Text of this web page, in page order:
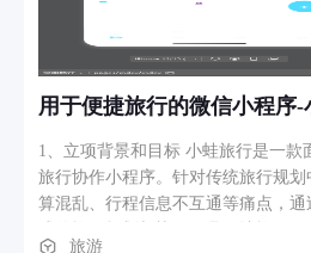
用于便捷旅行的微信小程序
1、立项背景和目标 小蛙旅行是一款
旅行协作小程序。针对传统旅行规
算混乱、行程信息不互通等痛点，
旅游